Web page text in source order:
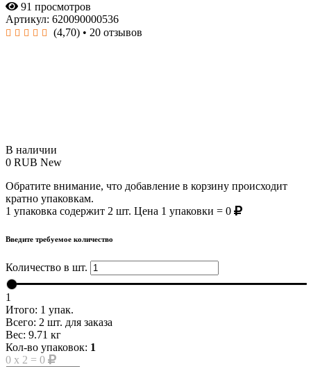
91 просмотров
Артикул: 620090000536
(4,70) • 20 отзывов
В наличии
0 RUB New
Обратите внимание, что добавление в корзину происходит
кратно упаковкам.
1 упаковка содержит 2 шт. Цена 1 упаковки = 0
Введите требуемое количество
Количество в шт.
1
Итого: 1 упак.
Всего: 2 шт. для заказа
Вес: 9.71 кг
Кол-во упаковок: 1
0 x 2 = 0